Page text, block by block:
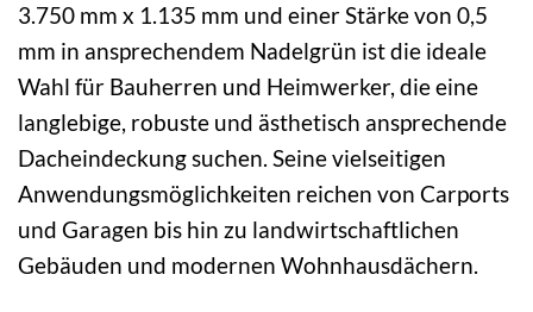
3.750 mm x 1.135 mm und einer Stärke von 0,5
mm in ansprechendem Nadelgrün ist die ideale
Wahl für Bauherren und Heimwerker, die eine
langlebige, robuste und ästhetisch ansprechende
Dacheindeckung suchen. Seine vielseitigen
Anwendungsmöglichkeiten reichen von Carports
und Garagen bis hin zu landwirtschaftlichen
Gebäuden und modernen Wohnhausdächern.